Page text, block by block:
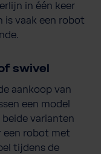
in één keer
is vaak een robot
swivel
aankoop van
een model
varianten
een robot met
tijdens de